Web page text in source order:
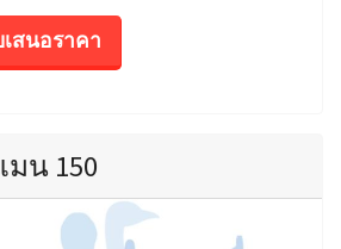
สนอราคา
น 150